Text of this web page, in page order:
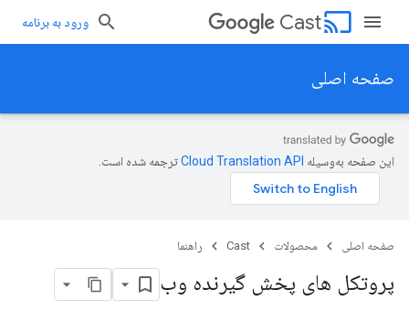
cast
Cast ورود به برنامه
صفحه اصلی
این صفحه به‌وسیله ترجمه شده است.
صفحه اصلی محصولات Cast راهنما
پروتکل های پخش گیرنده وب